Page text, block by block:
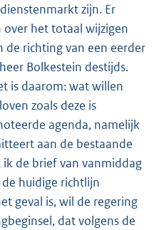
zijn. Er
het totaal wijzigen
richting van een eerder
Bolkestein destijds.
is daarom: wat willen
zoals deze is
agenda, namelijk
aan de bestaande
de brief van vanmiddag
huidige richtlijn
geval is, wil de regering
dat volgens de